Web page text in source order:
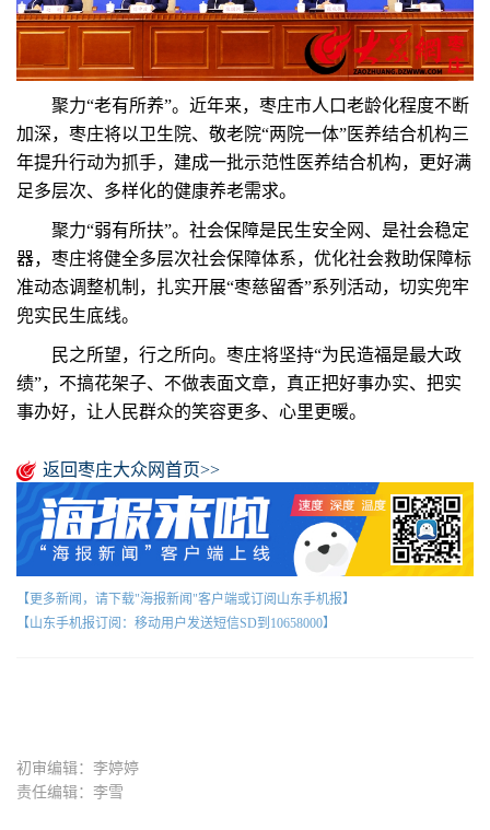
聚力“老有所养”。近年来，枣庄市人口老龄化程度不断
加深，枣庄将以卫生院、敬老院“两院一体”医养结合机构三
年提升行动为抓手，建成一批示范性医养结合机构，更好满
足多层次、多样化的健康养老需求。
聚力“弱有所扶”。社会保障是民生安全网、是社会稳定
器，枣庄将健全多层次社会保障体系，优化社会救助保障标
准动态调整机制，扎实开展“枣慈留香”系列活动，切实兜牢
兜实民生底线。
民之所望，行之所向。枣庄将坚持“为民造福是最大政
绩”，不搞花架子、不做表面文章，真正把好事办实、把实
事办好，让人民群众的笑容更多、心里更暖。
返回枣庄大众网首页>>
【更多新闻，请下载"海报新闻"客户端或订阅山东手机报】
【山东手机报订阅：移动用户发送短信SD到10658000】
初审编辑：李婷婷
责任编辑：李雪